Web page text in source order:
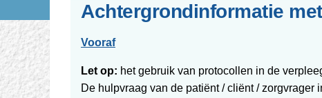
Achtergrondinformatie
Vooraf
Let op: het gebruik van protocollen in de
De hulpvraag van de patiënt / cliënt /